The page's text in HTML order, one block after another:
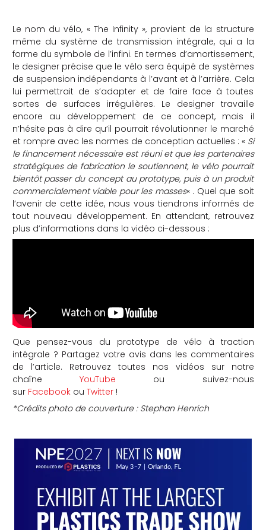
Le nom du vélo, « The Infinity », provient de la structure
même du système de transmission intégrale, qui a la
forme du symbole de l’infini. En termes d’amortissement,
le designer précise que le vélo sera équipé de systèmes
de suspension indépendants à l’avant et à l’arrière. Cela
lui permettrait de s’adapter et de faire face à toutes
sortes de surfaces irrégulières. Le designer travaille
encore au développement de ce concept, mais il
n’hésite pas à dire qu’il pourrait révolutionner le marché
et rompre avec les normes de conception actuelles : « Si
le financement nécessaire est réuni et que les partenaires
stratégiques de fabrication le soutiennent, le vélo pourrait
bientôt passer du concept au prototype, puis à un produit
commercialement viable pour les masses« . Quel que soit
l’avenir de cette idée, nous vous tiendrons informés de
tout nouveau développement. En attendant, retrouvez
plus d’informations dans la vidéo ci-dessous :
Que pensez-vous du prototype de vélo à traction
intégrale ? Partagez votre avis dans les commentaires
de l’article. Retrouvez toutes nos vidéos sur notre
chaîne YouTube ou suivez-nous
sur Facebookou Twitter!
*Crédits photo de couverture : Stephan Henrich